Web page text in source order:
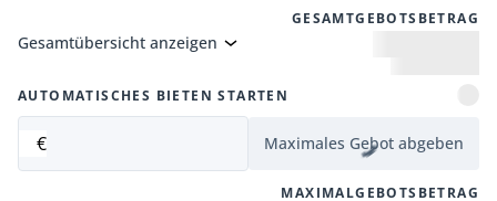
GESAMTGEBOTSBETRAG
Gesamtübersicht anzeigen
AUTOMATISCHES BIETEN STARTEN
€ Maximales Gebot abgeben
MAXIMALGEBOTSBETRAG